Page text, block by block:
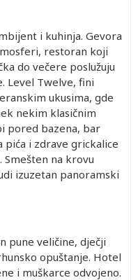
i kuhinja. Gevora
restoran koji
do večere poslužuju
Level Twelve, fini
ukusima, gde
nekim klasičnim
pored bazena, bar
pića i zdrave grickalice
Smešten na krovu
izuzetan panoramski
pune veličine, dječji
opuštanje. Hotel
i muškarce odvojeno.